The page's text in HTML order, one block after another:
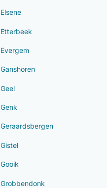
Elsene
Etterbeek
Evergem
Ganshoren
Geel
Genk
Geraardsbergen
Gistel
Gooik
Grobbendonk